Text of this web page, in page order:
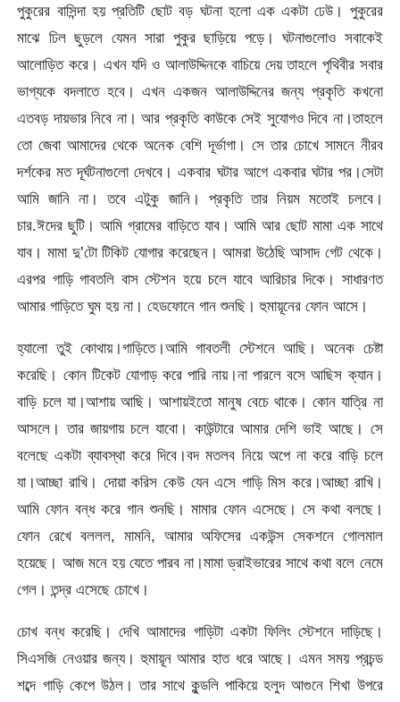
পুকুরের বাসিন্দা হয় প্রতিটি ছোট বড় ঘটনা হলো এক একটা ঢেউ। পুকুরের
মাঝে ঢিল ছুড়লে যেমন সারা পুকুর ছাড়িয়ে পড়ে। ঘটনাগুলোও সবাকেই
আলোড়িত করে। এখন যদি ও আলাউদ্দিনকে বাচিয়ে দেয় তাহলে পৃথিবীর সবার
ভাগ্যকে বদলাতে হবে। এখন একজন আলাউদ্দিনের জন্য প্রকৃতি কখনো
এতবড় দায়ভার নিবে না। আর প্রকৃতি কাউকে সেই সুযোগও দিবে না।তাহলে
তো জেবা আমাদের থেকে অনেক বেশি দূর্ভাগা। সে তার চোখে সামনে নীরব
দর্শকের মত দূর্ঘটনাগুলো দেখবে। একবার ঘটার আগে একবার ঘটার পর।সেটা
আমি জানি না। তবে এটুকু জানি। প্রকৃতি তার নিয়ম মতোই চলবে।
চার.ঈদের ছুটি। আমি গ্রামের বাড়িতে যাব। আমি আর ছোট মামা এক সাথে
যাব। মামা দু’টো টিকিট যোগার করেছেন। আমরা উঠেছি আসাদ গেট থেকে।
এরপর গাড়ি গাবতলি বাস স্টেশন হয়ে চলে যাবে আরিচার দিকে। সাধারণত
আমার গাড়িতে ঘুম হয় না। হেডফোনে গান শুনছি। হুমায়ূনের ফোন আসে।
হ্যালো তুই কোথায়।গাড়িতে।আমি গাবতলী স্টেশনে আছি। অনেক চেষ্টা
করেছি। কোন টিকেট যোগাড় করে পারি নায়।না পারলে বসে আছিস ক্যান।
বাড়ি চলে যা।আশায় আছি। আশায়ইতো মানুষ বেচে থাকে। কোন যাত্রি না
আসলে। তার জায়গায় চলে যাবো। কাউন্টারে আমার দেশি ভাই আছে। সে
বলেছে একটা ব্যাবস্থা করে দিবে।বদ মতলব নিয়ে অপে না করে বাড়ি চলে
যা।আচ্ছা রাখি। দোয়া করিস কেউ যেন এসে গাড়ি মিস করে।আচ্ছা রাখি।
আমি ফোন বন্ধ করে গান শুনছি। মামার ফোন এসেছে। সে কথা বলছে।
ফোন রেখে বললল, মামনি, আমার অফিসের একউন্স সেকশনে গোলমাল
হয়েছে। আজ মনে হয় যেতে পারব না।মামা ড্রাইভারের সাথে কথা বলে নেমে
গেল। তন্দ্র এসেছে চোখে।
চোখ বন্ধ করেছি। দেখি আমাদের গাড়িটা একটা ফিলিং স্টেশনে দাড়িছে।
সিএসজি নেওয়ার জন্য। হুমায়ূন আমার হাত ধরে আছে। এমন সময় প্রচন্ড
শব্দে গাড়ি কেপে উঠল। তার সাথে কুন্ডলি পাকিয়ে হলুদ আগুনে শিখা উপরে